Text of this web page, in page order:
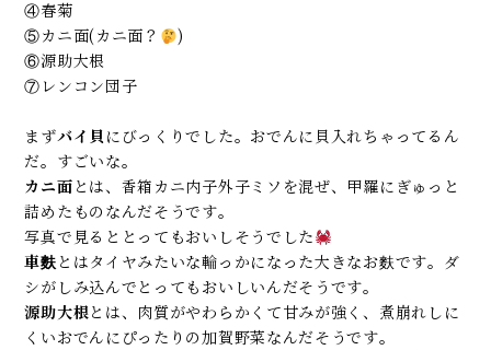
④春菊
⑤カニ面(カニ面？
)
⑥源助大根
⑦レンコン団子
まずバイ貝 にびっくりでした。おでんに貝入れちゃってるん
だ。すごいな。
カニ面 とは、香箱カニ内子外子ミソを混ぜ、甲羅にぎゅっと
詰めたものなんだそうです。
写真で見るととってもおいしそうでした
車麩 とはタイヤみたいな輪っかになった大きなお麩です。ダ
シがしみ込んでとってもおいしいんだそうです。
源助大根とは、肉質がやわらかくて甘みが強く、煮崩れしに
くいおでんにぴったりの加賀野菜なんだそうです。